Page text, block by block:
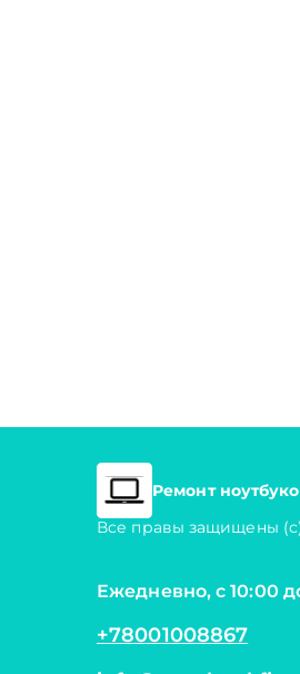
Ремонт
Все правы защищены
Ежедневно, с 10:00
+78001008867